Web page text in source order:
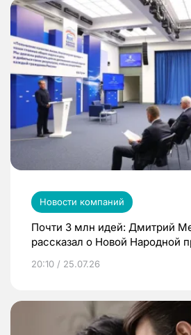
Новости компаний
Почти 3 млн идей: Дмитрий
рассказал о Новой Народной
20:10 / 25.07.26